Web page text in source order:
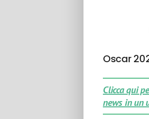
Oscar
Clicca qui
news in un